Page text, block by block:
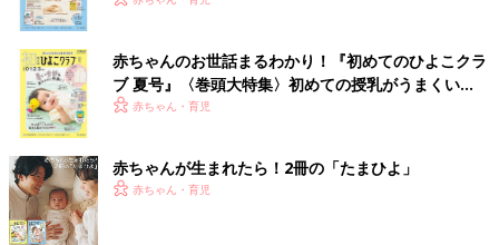
赤ちゃんのお世話まるわかり！『初めてのひよこクラ
ブ 夏号』〈巻頭大特集〉初めての授乳がうまくい
く！ おっぱい・ミルクの基本と夏のトラブル 解決テ
赤ちゃん・育児
赤ちゃんが生まれたら！2冊の「たまひよ」
赤ちゃん・育児